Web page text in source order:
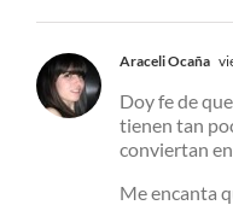
Araceli Ocaña
Doy fe de
tienen tan
conviertan
Me encanta